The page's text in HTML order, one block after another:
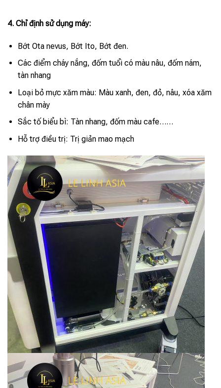
4. Chỉ định sử dụng máy:
Bớt Ota nevus, Bớt Ito, Bớt đen.
Các điểm cháy nắng, đốm tuổi có màu nâu, đốm nám,
tàn nhang
Loại bỏ mực xăm màu: Màu xanh, đen, đỏ, nâu, xóa xăm
chân mày
Sắc tố biểu bì: Tàn nhang, đốm màu cafe……
Hỗ trợ điều trị: Trị giản mao mạch